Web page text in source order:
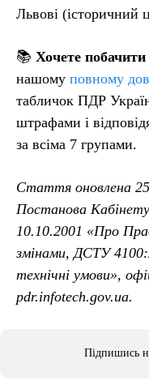
Львові (історичний
📚 Хочете побачити
нашому повному
табличок ПДР
штрафами і
за всіма 7 групами.
Стаття оновлена
Постанова
10.10.2001 «Про
змінами, ДСТУ
технічні умови»,
pdr.infotech.gov.ua.
Підпишись